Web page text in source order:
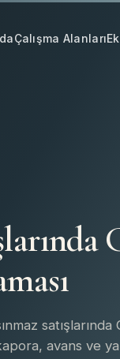
Çalışma Alanları
satışlarında
avans ve